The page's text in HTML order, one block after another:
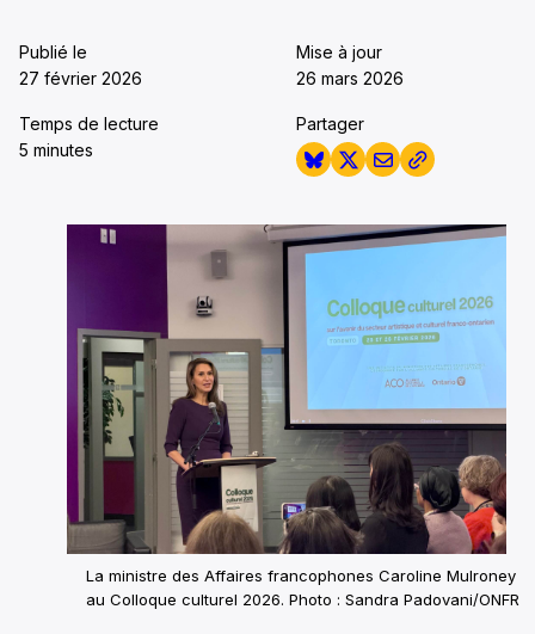
Publié le
27 février 2026
Mise à jour
26 mars 2026
Temps de lecture
5 minutes
Partager
La ministre des Affaires francophones Caroline Mulroney
au Colloque culturel 2026. Photo : Sandra Padovani/ONFR